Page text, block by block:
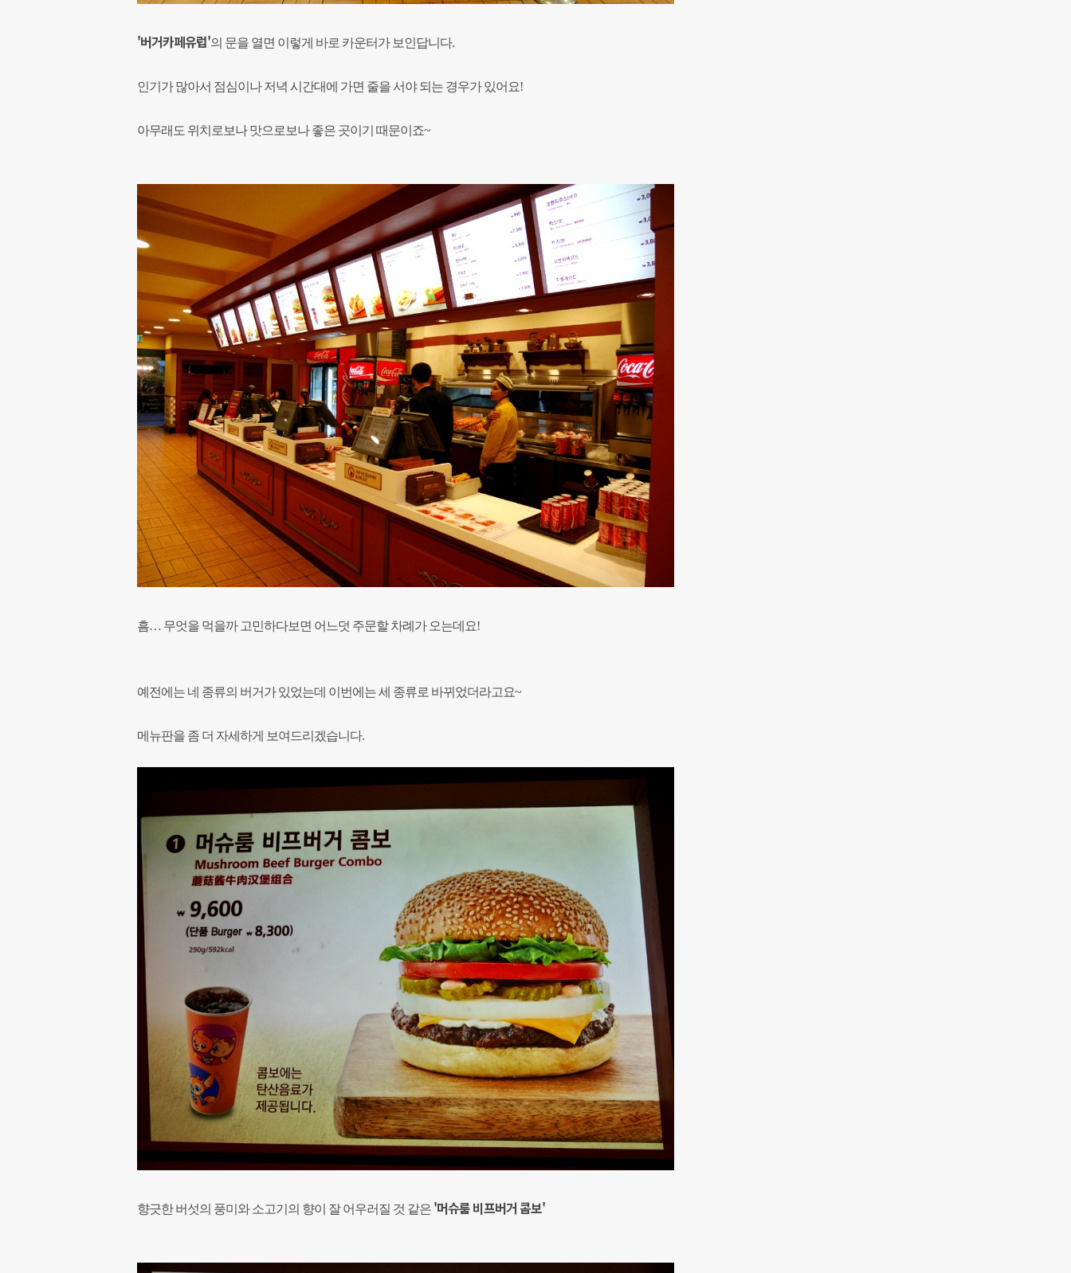
'버거카페유럽'의 문을 열면 이렇게 바로 카운터가 보인답니다.
인기가 많아서 점심이나 저녁 시간대에 가면 줄을 서야 되는 경우가 있어요!
아무래도 위치로보나 맛으로보나 좋은 곳이기 때문이죠~
흠… 무엇을 먹을까 고민하다보면 어느덧 주문할 차례가 오는데요!
예전에는 네 종류의 버거가 있었는데 이번에는 세 종류로 바뀌었더라고요~
메뉴판을 좀 더 자세하게 보여드리겠습니다.
향긋한 버섯의 풍미와 소고기의 향이 잘 어우러질 것 같은 '머슈룸 비프버거 콤보'